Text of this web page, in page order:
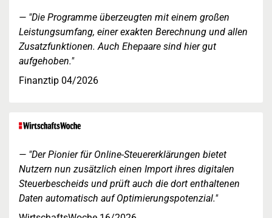
"Die Programme überzeugten mit einem großen
Leistungsumfang, einer exakten Berechnung und allen
Zusatzfunktionen. Auch Ehepaare sind hier gut
aufgehoben."
Finanztip 04/2026
"Der Pionier für Online-Steuererklärungen bietet
Nutzern nun zusätzlich einen Import ihres digitalen
Steuerbescheids und prüft auch die dort enthaltenen
Daten automatisch auf Optimierungspotenzial."